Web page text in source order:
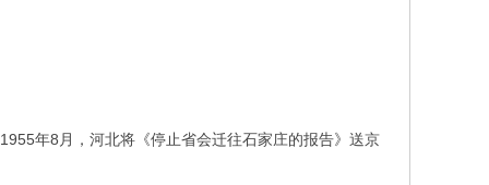
年8月，河北将《停止省会迁往石家庄的报告》送京